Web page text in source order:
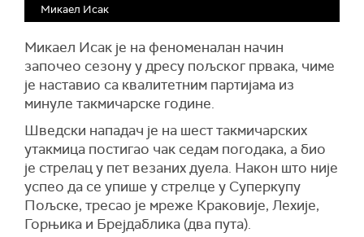
Микаел Исак
Микаел Исак је на феноменалан начин
започео сезону у дресу пољског првака, чиме
је наставио са квалитетним партијама из
минуле такмичарске године.
Шведски нападач је на шест такмичарских
утакмица постигао чак седам погодака, а био
је стрелац у пет везаних дуела. Након што није
успео да се упише у стрелце у Суперкупу
Пољске, тресао је мреже Краковије, Лехије,
Горњика и Брејдаблика (два пута).